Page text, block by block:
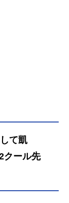
置鮎龍太郎
：佐藤拓也
ノスケ：寺
滉平ネヅ：
て凱
クール先